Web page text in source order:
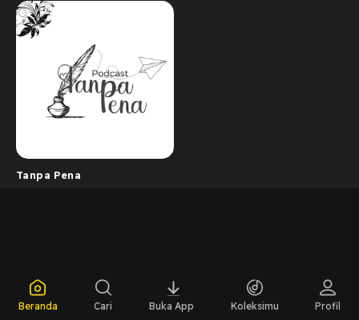
Tanpa Pena
Beranda Cari Buka App Koleksimu Profil